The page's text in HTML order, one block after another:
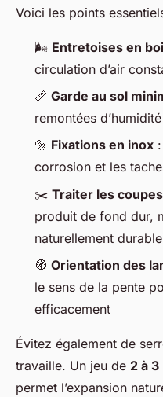
Voici les points
🌬️ Entretoises en
circulation d’air
📏 Garde au sol
remontées d’humidité
🔩 Fixations en inox
corrosion et les
✂️ Traiter les
produit de fond dur,
naturellement durable
🧭 Orientation des
le sens de la pente
efficacement
Évitez également de
travaille. Un jeu de 2 à 3
permet l’expansion